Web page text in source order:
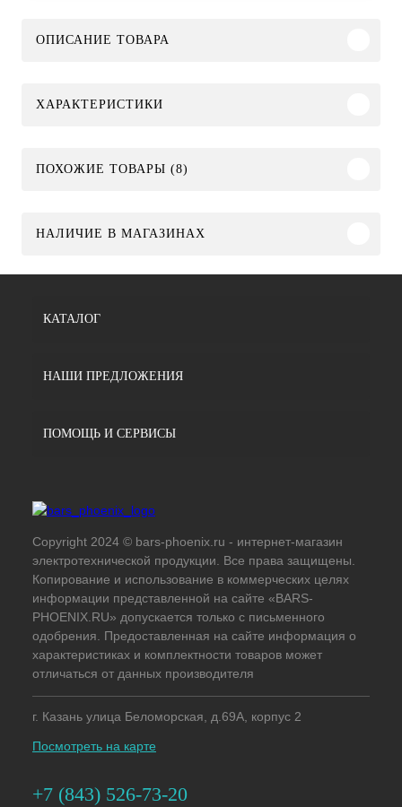
ОПИСАНИЕ ТОВАРА
ХАРАКТЕРИСТИКИ
ПОХОЖИЕ ТОВАРЫ (8)
НАЛИЧИЕ В МАГАЗИНАХ
КАТАЛОГ
НАШИ ПРЕДЛОЖЕНИЯ
ПОМОЩЬ И СЕРВИСЫ
Copyright 2024 © bars-phoenix.ru - интернет-магазин
электротехнической продукции. Все права защищены.
Копирование и использование в коммерческих целях
информации представленной на сайте «BARS-
PHOENIX.RU» допускается только с письменного
одобрения. Предоставленная на сайте информация о
характеристиках и комплектности товаров может
отличаться от данных производителя
г. Казань улица Беломорская, д.69А, корпус 2
Посмотреть на карте
+7 (843) 526-73-20